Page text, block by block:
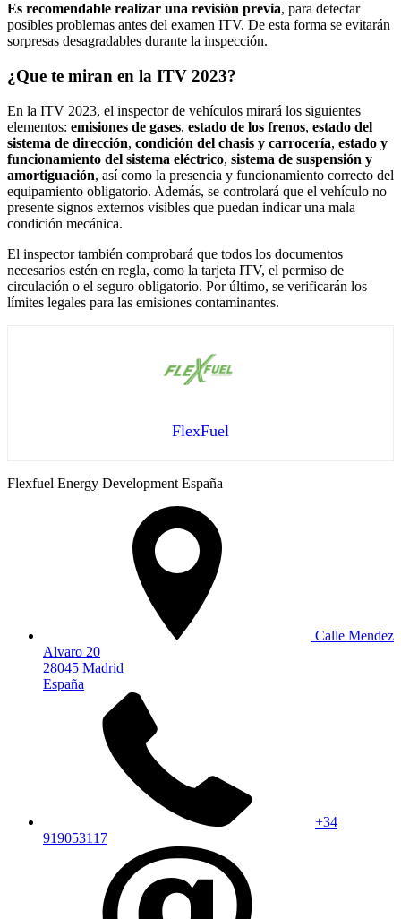
Es recomendable realizar una revisión previa, para detectar
posibles problemas antes del examen ITV. De esta forma se evitarán
sorpresas desagradables durante la inspección.
¿Que te miran en la ITV 2023?
En la ITV 2023, el inspector de vehículos mirará los siguientes
elementos: emisiones de gases, estado de los frenos, estado del
sistema de dirección, condición del chasis y carrocería, estado y
funcionamiento del sistema eléctrico, sistema de suspensión y
amortiguación, así como la presencia y funcionamiento correcto del
equipamiento obligatorio. Además, se controlará que el vehículo no
presente signos externos visibles que puedan indicar una mala
condición mecánica.
El inspector también comprobará que todos los documentos
necesarios estén en regla, como la tarjeta ITV, el permiso de
circulación o el seguro obligatorio. Por último, se verificarán los
límites legales para las emisiones contaminantes.
FlexFuel
Flexfuel Energy Development España
Calle Mendez
Alvaro 20
28045 Madrid
España
+34
919053117